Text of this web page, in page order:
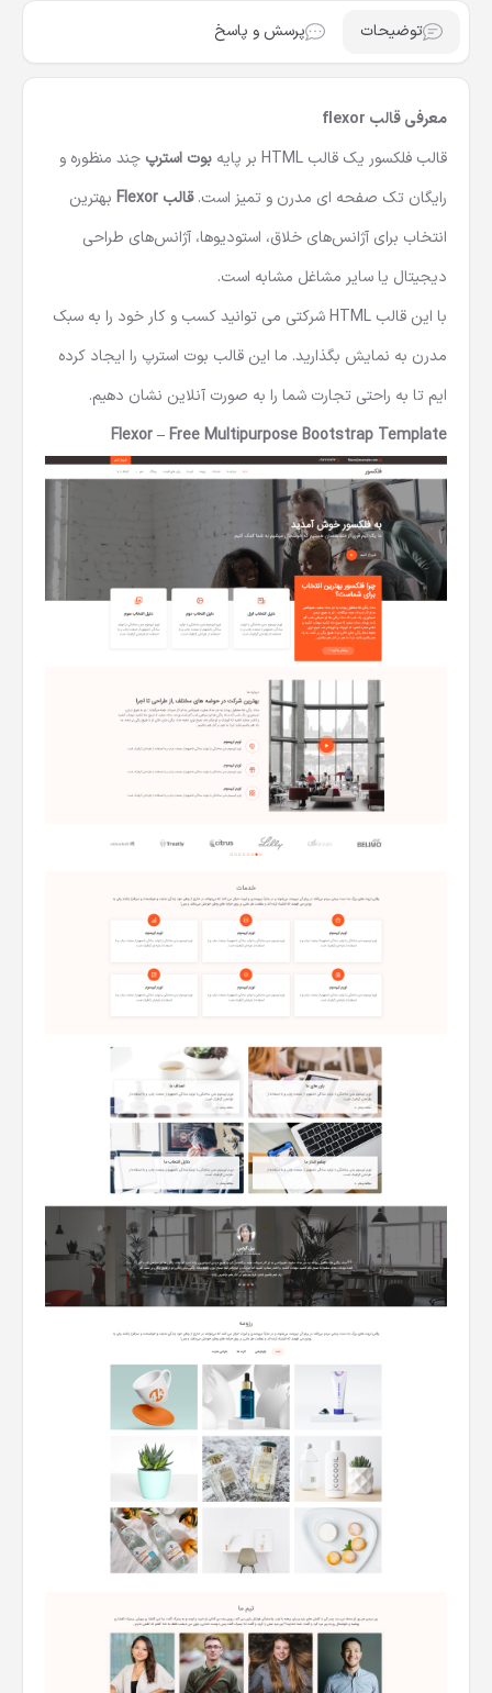
توضیحات پرسش و پاسخ
معرفی قالب flexor
قالب فلکسور یک قالب HTML بر پایه
بوت استرپ چند منظوره و
رایگان تک صفحه ای مدرن و تمیز است.قالب Flexor
بهترین
انتخاب برای آژانس‌های خلاق، استودیوها، آژانس‌های طراحی
دیجیتال یا سایر مشاغل مشابه است.
با این قالب HTML شرکتی
می توانید کسب و کار خود را به سبک
مدرن به نمایش بگذارید. ما این قالب بوت استرپ را ایجاد کرده
ایم تا به راحتی تجارت شما را به صورت آنلاین نشان دهیم.
Flexor – Free Multipurpose Bootstrap Template